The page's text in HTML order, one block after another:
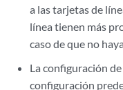
a las tarjetas de
línea tienen más
caso de que no
La configuración
configuración